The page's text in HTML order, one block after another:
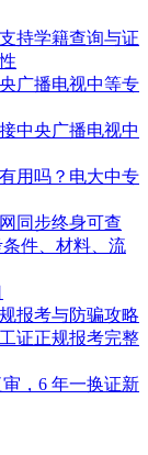
持学籍查询与证
广播电视中等专
中央广播电视中
用吗？电大中专
同步终身可查
件、材料、流
报考与防骗攻略
证正规报考完整
，6 年一换证新